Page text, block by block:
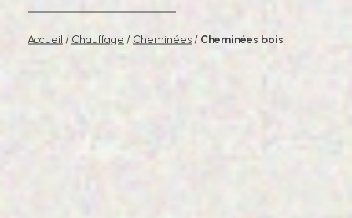
Accueil / Chauffage / Cheminées/ Cheminées bois